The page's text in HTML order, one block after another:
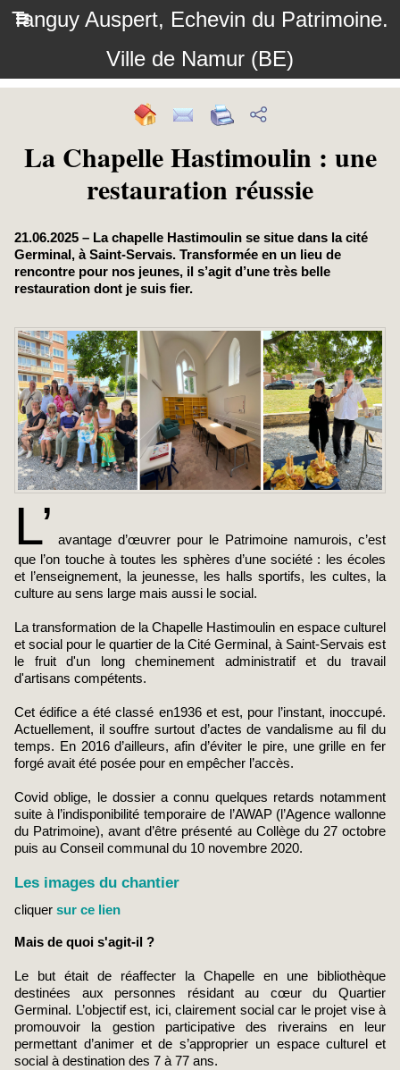
Tanguy Auspert, Echevin du Patrimoine.
Ville de Namur (BE)
La Chapelle Hastimoulin : une
restauration réussie
21.06.2025 – La chapelle Hastimoulin se situe dans la cité
Germinal, à Saint-Servais. Transformée en un lieu de
rencontre pour nos jeunes, il s’agit d’une très belle
restauration dont je suis fier.
L’ avantage d’œuvrer pour le Patrimoine namurois, c’est
que l’on touche à toutes les sphères d’une société : les écoles
et l’enseignement, la jeunesse, les halls sportifs, les cultes, la
culture au sens large mais aussi le social.
La transformation de la Chapelle Hastimoulin en espace culturel
et social pour le quartier de la Cité Germinal, à Saint-Servais est
le fruit d'un long cheminement administratif et du travail
d'artisans compétents.
Cet édifice a été classé en1936 et est, pour l’instant, inoccupé.
Actuellement, il souffre surtout d’actes de vandalisme au fil du
temps. En 2016 d’ailleurs, afin d’éviter le pire, une grille en fer
forgé avait été posée pour en empêcher l’accès.
Covid oblige, le dossier a connu quelques retards notamment
suite à l’indisponibilité temporaire de l’AWAP (l’Agence wallonne
du Patrimoine), avant d’être présenté au Collège du 27 octobre
puis au Conseil communal du 10 novembre 2020.
Les images du chantier
cliquer sur ce lien
Mais de quoi s'agit-il ?
Le but était de réaffecter la Chapelle en une bibliothèque
destinées aux personnes résidant au cœur du Quartier
Germinal. L’objectif est, ici, clairement social car le projet vise à
promouvoir la gestion participative des riverains en leur
permettant d’animer et de s’approprier un espace culturel et
social à destination des 7 à 77 ans.